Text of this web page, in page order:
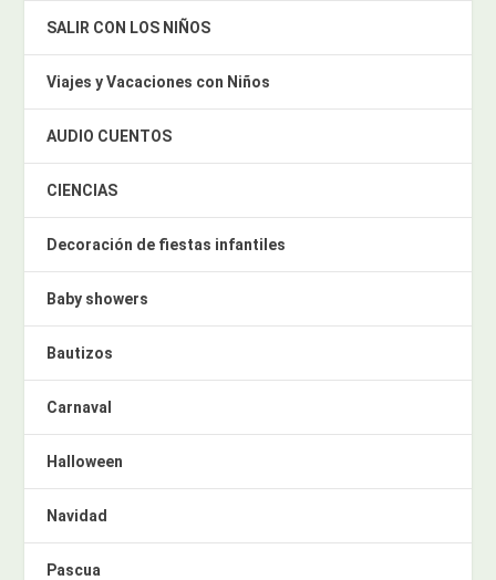
SALIR CON LOS NIÑOS
Viajes y Vacaciones con Niños
AUDIO CUENTOS
CIENCIAS
Decoración de fiestas infantiles
Baby showers
Bautizos
Carnaval
Halloween
Navidad
Pascua